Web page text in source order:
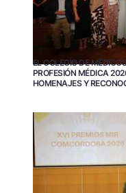
EL COLEGIO DE
PROFESIÓN MÉDICA
HOMENAJES Y